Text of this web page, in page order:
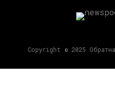
Copyright © 2025